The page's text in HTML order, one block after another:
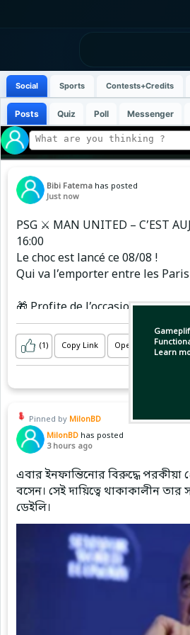
Learn
Social Sports Contests+Credits
Posts Quiz Poll Messenger
Bibi Fatema has posted
Just now
PSG ⚔️ MAN UNITED – C’EST
16:00
Le choc est lancé ce 08/08 !
Qui va l’emporter entre les
🎁 Profite de l’occasion avec
Recevez un bonus sur votre
👉 ETH212
(1) Copy Link Open ...Show
Pinned by MilonBD
MilonBD has posted
3 hours ago
এবার ইনফান্তিনোর বিরুদ্ধে পরকীয়া
বসেন। সেই দায়িত্বে থাকাকালীন
ডেইলি।